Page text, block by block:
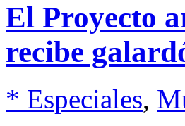
El Proyecto
recibe
* Especiales,